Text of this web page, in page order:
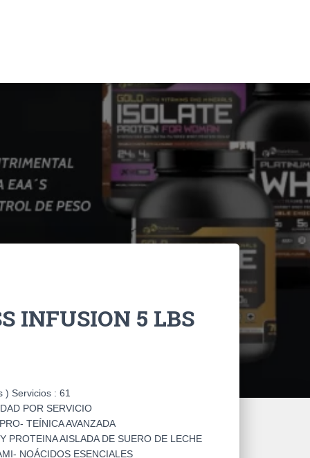
INFUSION 5 LBS
) Servicios : 61
POR SERVICIO
TEÍNICA AVANZADA
PROTEINA AISLADA DE SUERO DE LECHE
NOÁCIDOS ESENCIALES